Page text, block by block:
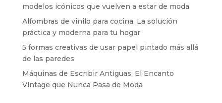
modelos icónicos que vuelven a estar de moda
Alfombras de vinilo para cocina. La solución
práctica y moderna para tu hogar
5 formas creativas de usar papel pintado más allá
de las paredes
Máquinas de Escribir Antiguas: El Encanto
Vintage que Nunca Pasa de Moda